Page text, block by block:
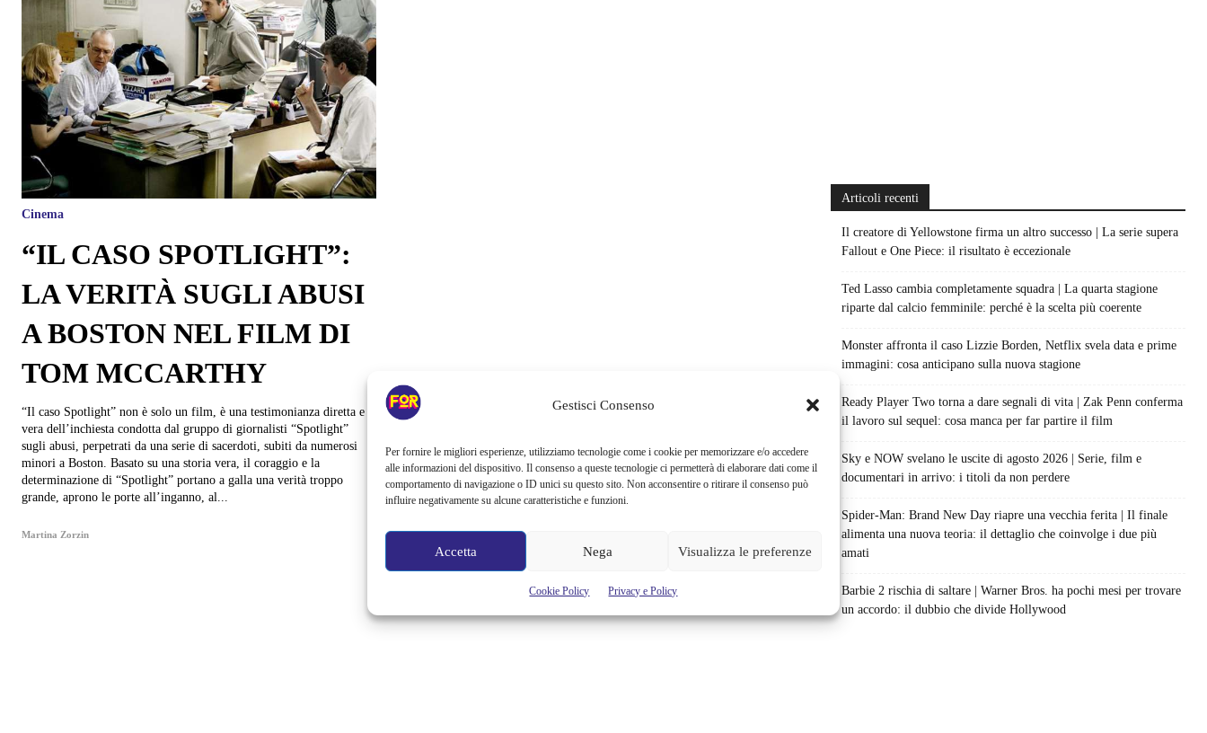
Gestisci Consenso
Per fornire le migliori esperienze, utilizziamo tecnologie come i cookie per memorizzare e/o accedere
alle informazioni del dispositivo. Il consenso a queste tecnologie ci permetterà di elaborare dati come il
comportamento di navigazione o ID unici su questo sito. Non acconsentire o ritirare il consenso può
influire negativamente su alcune caratteristiche e funzioni.
Accetta Nega Visualizza le preferenze
Cookie Policy Privacy e Policy
Cinema
“IL CASO SPOTLIGHT”:
LA VERITÀ SUGLI ABUSI
A BOSTON NEL FILM DI
TOM MCCARTHY
“Il caso Spotlight” non è solo un film, è una testimonianza diretta e
vera dell’inchiesta condotta dal gruppo di giornalisti “Spotlight”
sugli abusi, perpetrati da una serie di sacerdoti, subiti da numerosi
minori a Boston. Basato su una storia vera, il coraggio e la
determinazione di “Spotlight” portano a galla una verità troppo
grande, aprono le porte all’inganno, al...
Martina Zorzin
Articoli recenti
Il creatore di Yellowstone firma un altro successo | La serie supera
Fallout e One Piece: il risultato è eccezionale
Ted Lasso cambia completamente squadra | La quarta stagione
riparte dal calcio femminile: perché è la scelta più coerente
Monster affronta il caso Lizzie Borden, Netflix svela data e prime
immagini: cosa anticipano sulla nuova stagione
Ready Player Two torna a dare segnali di vita | Zak Penn conferma
il lavoro sul sequel: cosa manca per far partire il film
Sky e NOW svelano le uscite di agosto 2026 | Serie, film e
documentari in arrivo: i titoli da non perdere
Spider-Man: Brand New Day riapre una vecchia ferita | Il finale
alimenta una nuova teoria: il dettaglio che coinvolge i due più
amati
Barbie 2 rischia di saltare | Warner Bros. ha pochi mesi per trovare
un accordo: il dubbio che divide Hollywood